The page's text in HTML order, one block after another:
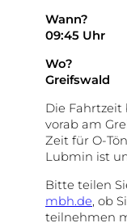
Wann?
09:45 Uhr
Wo?
Greifswald
Die Fahrtzeit
vorab am
Zeit für O-
Lubmin ist
Bitte teilen
mbh.de, ob
teilnehmen